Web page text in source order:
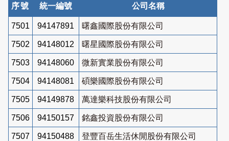
序號 統一編號 公司名稱
7501 94147891 曙鑫國際股份有限公司
7502 94148012 曙星國際股份有限公司
7503 94148060 微新實業股份有限公司
7504 94148081 碩樂國際股份有限公司
7505 94149878 萬達樂科技股份有限公司
7506 94150157 銘鑫投資股份有限公司
7507 94150488 登豐百岳生活休閒股份有限公司